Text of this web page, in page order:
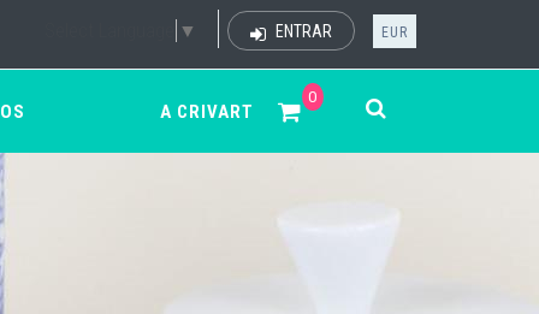
▼ ENTRAR EUR
0
A CRIVART